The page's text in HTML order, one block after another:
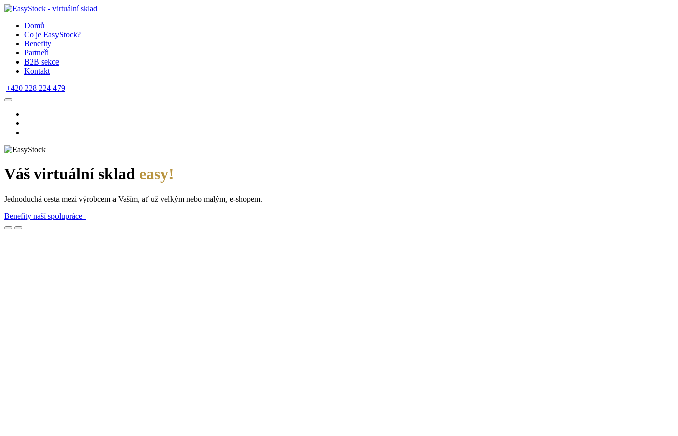
Domů
Co je EasyStock?
Benefity
Partneři
B2B sekce
Kontakt
+420 228 224 479
Váš virtuální sklad easy!
Jednoduchá cesta mezi výrobcem a Vaším, ať už velkým nebo malým, e-shopem.
Benefity naší spolupráce